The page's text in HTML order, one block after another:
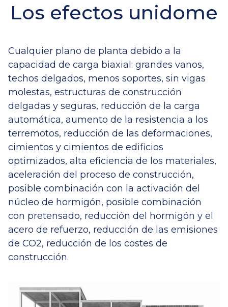
Los efectos unidome
Cualquier plano de planta debido a la
capacidad de carga biaxial: grandes vanos,
techos delgados, menos soportes, sin vigas
molestas, estructuras de construcción
delgadas y seguras, reducción de la carga
automática, aumento de la resistencia a los
terremotos, reducción de las deformaciones,
cimientos y cimientos de edificios
optimizados, alta eficiencia de los materiales,
aceleración del proceso de construcción,
posible combinación con la activación del
núcleo de hormigón, posible combinación
con pretensado, reducción del hormigón y el
acero de refuerzo, reducción de las emisiones
de CO2, reducción de los costes de
construcción.